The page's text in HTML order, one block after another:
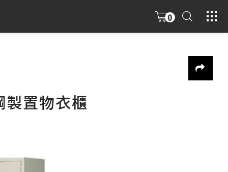
0
製置物衣櫃